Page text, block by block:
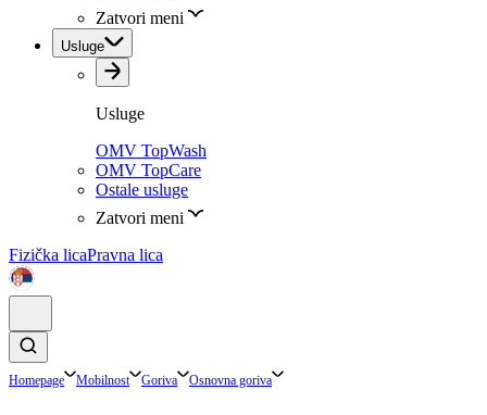
Zatvori meni
Usluge
Usluge
OMV TopWash
OMV TopCare
Ostale usluge
Zatvori meni
Fizička licaPravna lica
Homepage Mobilnost Goriva Osnovna goriva